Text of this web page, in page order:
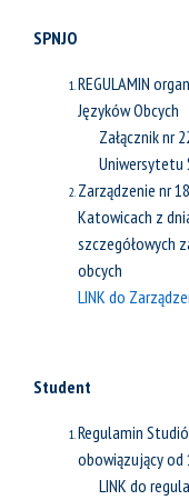
SPNJO
REGULAMIN
Języków Obcych
Załącznik nr
Uniwersytetu
Zarządzenie nr
Katowicach z
szczegółowych
obcych
LINK do
Student
Regulamin
obowiązujący od
LINK do